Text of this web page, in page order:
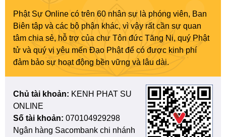
Phật Sự Online có trên 60 nhân sự là phóng viên, Ban
Biên tập và các bộ phận khác, vì vậy rất cần sự quan
tâm chia sẻ, hỗ trợ của chư Tôn đức Tăng Ni, quý Phật
tử và quý vị yêu mến Đạo Phật để có được kinh phí
đảm bảo sự hoạt động bền vững và lâu dài.
Chủ tài khoản: KENH PHAT SU
ONLINE
Số tài khoản: 070104929298
Ngân hàng Sacombank chi nhánh